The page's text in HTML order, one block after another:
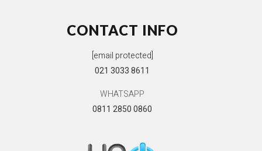
CONTACT INFO
[email protected]
021 3033 8611
WHATSAPP
0811 2850 0860